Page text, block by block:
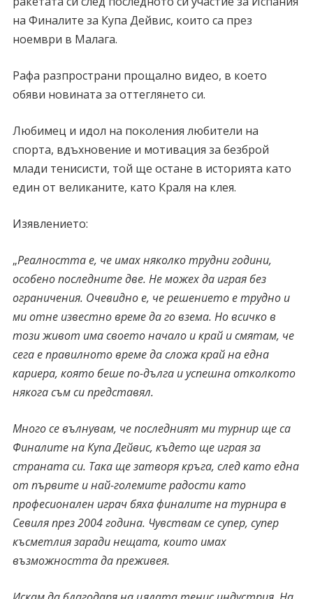
на Финалите за Купа Дейвис, които са през
ноември в Малага.
Рафа разпространи прощално видео, в което
обяви новината за оттеглянето си.
Любимец и идол на поколения любители на
спорта, вдъхновение и мотивация за безброй
млади тенисисти, той ще остане в историята като
един от великаните, като Краля на клея.
Изявлението:
„Реалността е, че имах няколко трудни години,
особено последните две. Не можех да играя без
ограничения. Очевидно е, че решението е трудно и
ми отне известно време да го взема. Но всичко в
този живот има своето начало и край и смятам, че
сега е правилното време да сложа край на една
кариера, която беше по-дълга и успешна отколкото
някога съм си представял.
Много се вълнувам, че последният ми турнир ще са
Финалите на Купа Дейвис, където ще играя за
страната си. Така ще затворя кръга, след като една
от първите и най-големите радости като
професионален играч бяха финалите на турнира в
Севиля през 2004 година. Чувствам се супер, супер
късметлия заради нещата, които имах
възможността да преживея.